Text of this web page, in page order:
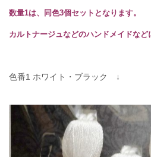
数量1は、同色3個セットとなります。
カルトナージュなどのハンドメイドなど
色番1 ホワイト・ブラック ↓